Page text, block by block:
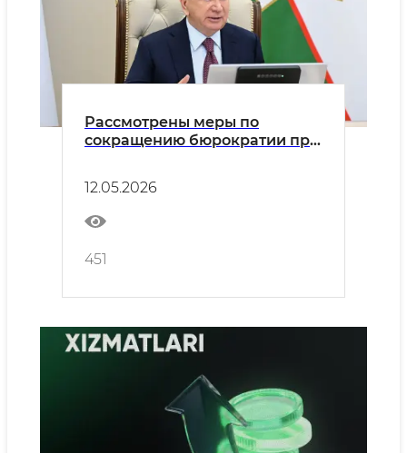
Рассмотрены меры по
сокращению бюрократии при
12.05.2026
451